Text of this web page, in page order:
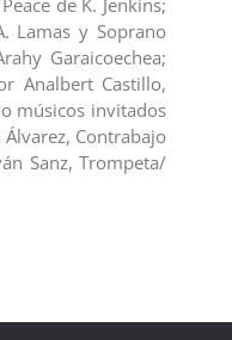
Lamas y Soprano
Garaicoechea;
Analbert Castillo,
músicos invitados
Contrabajo
Sanz, Trompeta/